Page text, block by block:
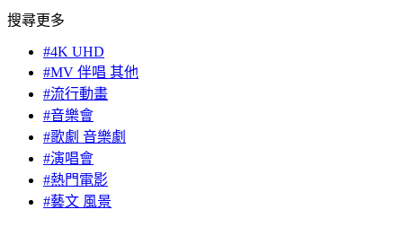
搜尋更多
#4K UHD
#MV 伴唱 其他
#流行動畫
#音樂會
#歌劇 音樂劇
#演唱會
#熱門電影
#藝文 風景